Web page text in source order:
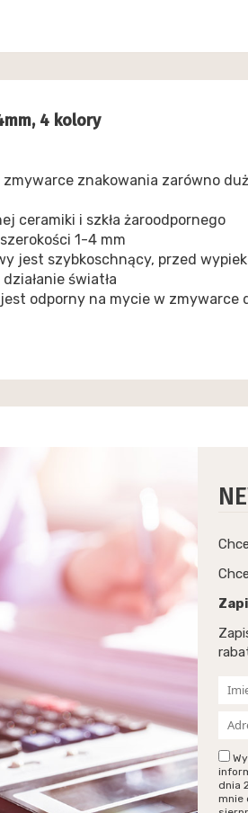
4 kolory
znakowania zarówno
ceramiki i szkła żaroodpornego
1-4 mm
jest szybkoschnący, przed
światła
odporny na mycie w zmywarce
dnia
mnie